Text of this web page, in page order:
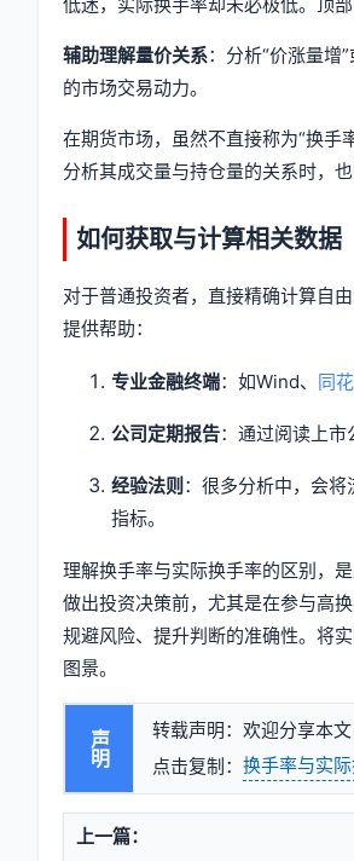
辅助理解量价关系：分析“价涨量增
的市场交易动力。
在期货市场，虽然不直接称为“换手
分析其成交量与持仓量的关系时，
如何获取与计算相关数据
对于普通投资者，直接精确计算自
提供帮助：
专业金融终端：如Wind、 同
公司定期报告：通过阅读上市
经验法则 ：很多分析中，会
指标。
理解换手率与实际换手率的区别，
做出投资决策前，尤其是在参与高
规避风险、提升判断的准确性。将
图景。
声明
转载声明：欢迎分享本文
点击复制： 换手率与实
上一篇：